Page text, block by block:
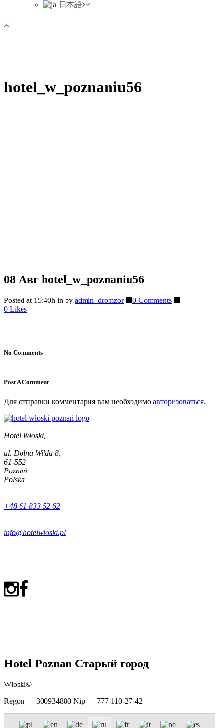
日本語
hotel_w_poznaniu56
08 Авг hotel_w_poznaniu56
Posted at 15:40h in by admin_dromzor
0 Comments
0 Likes
No Comments
Post A Comment
Для отправки комментария вам необходимо авторизоваться.
Hotel Włoski,
ul. Dolna Wilda 8,
61-552
Poznań
Polska
+48 61 833 52 62
info@hotelwloski.pl
Hotel Poznan Старый город
Wloski©
Regon — 300934880 Nip — 777-110-27-42